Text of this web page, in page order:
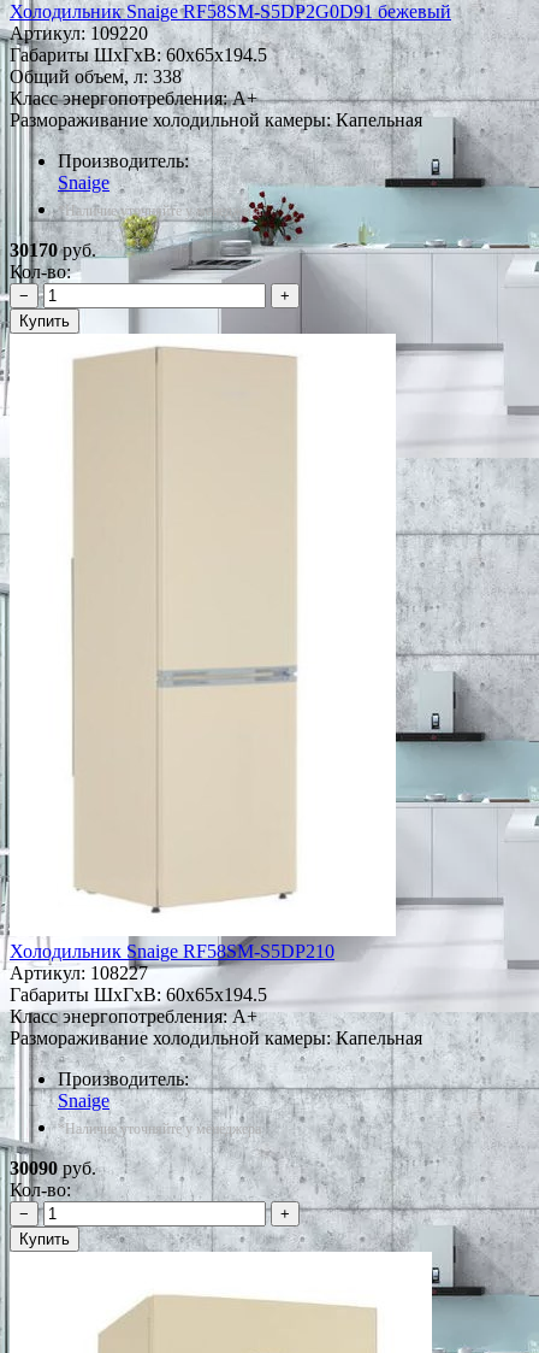
Холодильник Snaige RF58SM-S5DP2G0D91 бежевый
Артикул: 109220
Габариты ШxГxВ: 60x65x194.5
Общий объем, л: 338
Класс энергопотребления: A+
Размораживание холодильной камеры: Капельная
Производитель:
Snaige
*Наличие уточняйте у менеджера
30170руб.
Кол-во:
−
+
Купить
Холодильник Snaige RF58SM-S5DP210
Артикул: 108227
Габариты ШxГxВ: 60x65x194.5
Класс энергопотребления: A+
Размораживание холодильной камеры: Капельная
Производитель:
Snaige
*Наличие уточняйте у менеджера
30090руб.
Кол-во:
−
+
Купить